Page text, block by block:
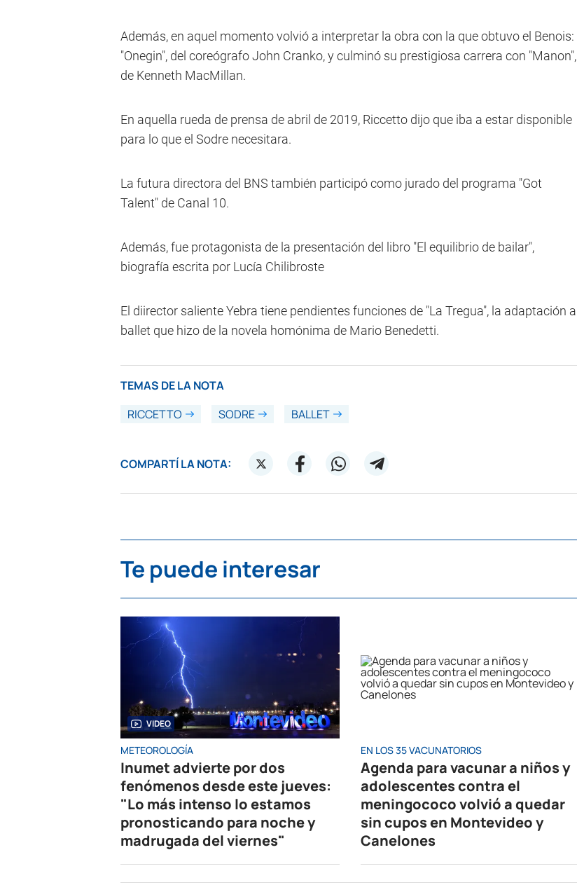
Además, en aquel momento volvió a interpretar la obra con la que obtuvo el Benois:
"Onegin", del coreógrafo John Cranko, y culminó su prestigiosa carrera con "Manon",
de Kenneth MacMillan.
En aquella rueda de prensa de abril de 2019, Riccetto dijo que iba a estar disponible
para lo que el Sodre necesitara.
La futura directora del BNS también participó como jurado del programa "Got
Talent" de Canal 10.
Además, fue protagonista de la presentación del libro "El equilibrio de bailar",
biografía escrita por Lucía Chilibroste
El diirector saliente Yebra tiene pendientes funciones de "La Tregua", la adaptación al
ballet que hizo de la novela homónima de Mario Benedetti.
TEMAS DE LA NOTA
RICCETTO
SODRE BALLET
COMPARTÍ LA NOTA:
Te puede interesar
VIDEO
METEOROLOGÍA
Inumet advierte por dos
fenómenos desde este jueves:
"Lo más intenso lo estamos
pronosticando para noche y
madrugada del viernes"
EN LOS 35 VACUNATORIOS
Agenda para vacunar a niños y
adolescentes contra el
meningococo volvió a quedar
sin cupos en Montevideo y
Canelones